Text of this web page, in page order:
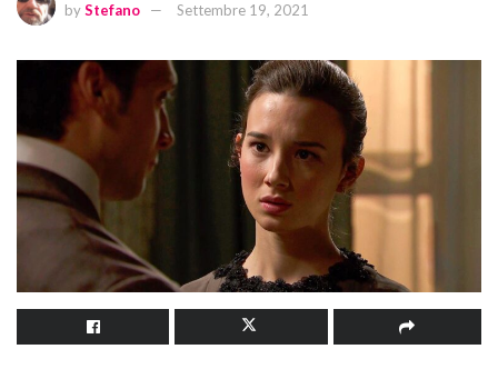
byStefano Settembre 19, 2021